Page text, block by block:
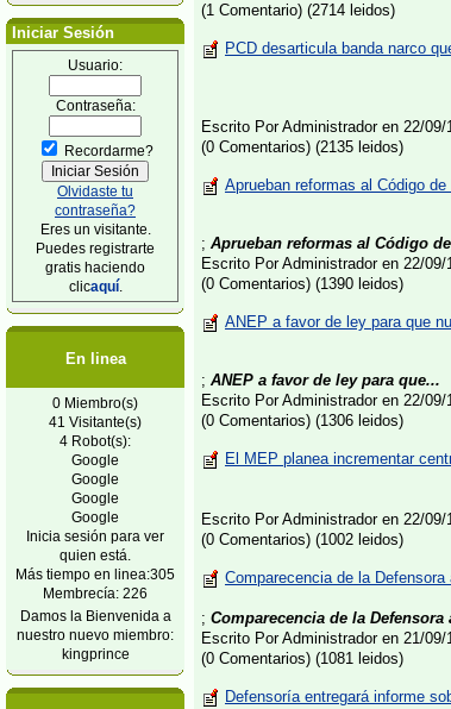
Iniciar Sesión
Usuario:
Contraseña:
Recordarme?
Olvidaste tu
contraseña?
Eres un visitante.
Puedes registrarte
gratis haciendo
clicaquí.
En linea
0 Miembro(s)
41 Visitante(s)
4 Robot(s):
Google
Google
Google
Google
Inicia sesión para ver
quien está.
Más tiempo en linea:305
Membrecía: 226
Damos la Bienvenida a
nuestro nuevo miembro:
kingprince
(1 Comentario) (2714 leidos)
PCD desarticula banda narco
Escrito Por Administrador en 22/
(0 Comentarios) (2135 leidos)
Aprueban reformas al Código
; Aprueban reformas al Código
Escrito Por Administrador en 22/
(0 Comentarios) (1390 leidos)
ANEP a favor de ley para que
; ANEP a favor de ley para que...
Escrito Por Administrador en 22/
(0 Comentarios) (1306 leidos)
El MEP planea incrementar
Escrito Por Administrador en 22/09/
(0 Comentarios) (1002 leidos)
Comparecencia de la
; Comparecencia de la
Escrito Por Administrador en 21/
(0 Comentarios) (1081 leidos)
Defensoría entregará informe